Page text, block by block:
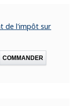
de l'impôt sur
COMMANDER